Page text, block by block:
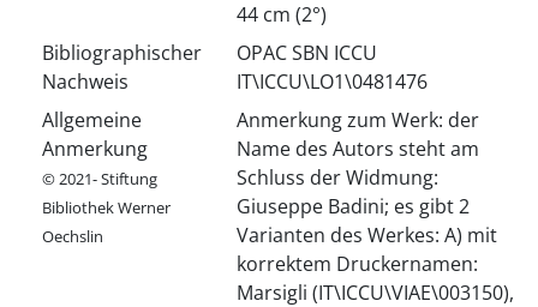
44 cm (2°)
Bibliographischer
Nachweis
OPAC SBN ICCU
IT\ICCU\LO1\0481476
Allgemeine
Anmerkung
© 2021- Stiftung
Bibliothek Werner
Oechslin
Anmerkung zum Werk: der
Name des Autors steht am
Schluss der Widmung:
Giuseppe Badini; es gibt 2
Varianten des Werkes: A) mit
korrektem Druckernamen:
Marsigli (IT\ICCU\VIAE\003150),